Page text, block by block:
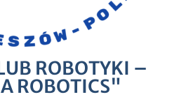
ROBOTYKI –
ROBOTICS"